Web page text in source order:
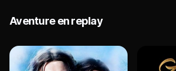
Aventure en replay